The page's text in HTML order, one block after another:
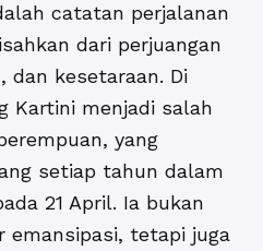
catatan perjalanan
dari perjuangan
dan kesetaraan. Di
Kartini menjadi salah
yang
setiap tahun dalam
21 April. Ia bukan
emansipasi, tetapi juga